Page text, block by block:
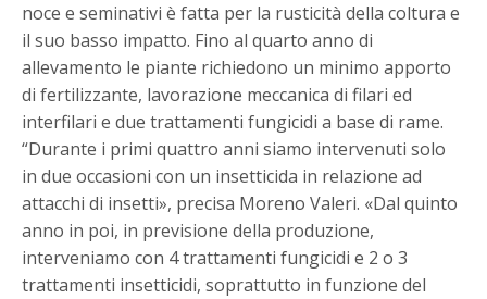
noce e seminativi è fatta per la rusticità della coltura e
il suo basso impatto. Fino al quarto anno di
allevamento le piante richiedono un minimo apporto
di fertilizzante, lavorazione meccanica di filari ed
interfilari e due trattamenti fungicidi a base di rame.
“Durante i primi quattro anni siamo intervenuti solo
in due occasioni con un insetticida in relazione ad
attacchi di insetti», precisa Moreno Valeri. «Dal quinto
anno in poi, in previsione della produzione,
interveniamo con 4 trattamenti fungicidi e 2 o 3
trattamenti insetticidi, soprattutto in funzione del